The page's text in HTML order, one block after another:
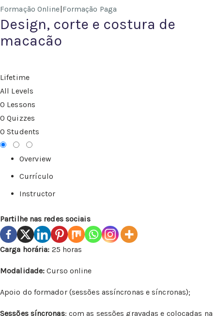
Formação Online|Formação Paga
Design, corte e costura de
macacão
Lifetime
All Levels
0 Lessons
0 Quizzes
0 Students
Overview
Currículo
Instructor
Partilhe nas redes sociais
Carga horária: 25 horas
Modalidade: Curso online
Apoio do formador (sessões assíncronas e síncronas);
Sessões síncronas: com as sessões gravadas e colocadas na